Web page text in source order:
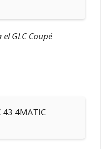
GLC Coupé
43 4MATIC